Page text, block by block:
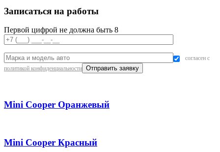
Записаться на работы
Первой цифрой не должна быть 8
согласен с
политикой конфиденциальности
Mini Cooper Оранжевый
Mini Cooper Красный